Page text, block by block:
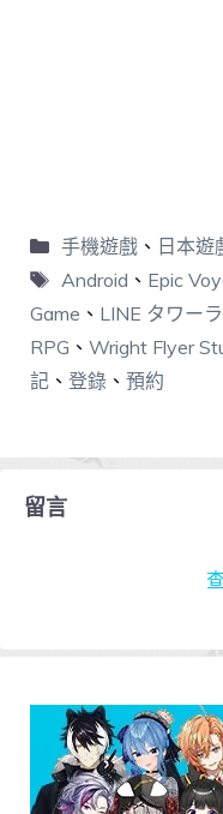
手機遊戲、 日本遊
Android 、 Epic
Game 、 LINE タワー
RPG 、 Wright Flyer
記 、 登錄 、 預約
留言